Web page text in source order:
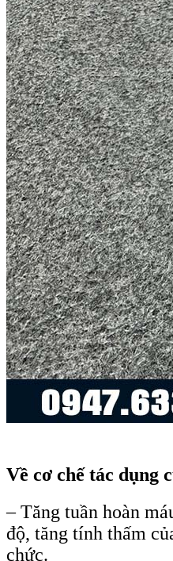
Về cơ chế tác dụng
– Tăng tuần hoàn
độ, tăng tính thấm
chức.